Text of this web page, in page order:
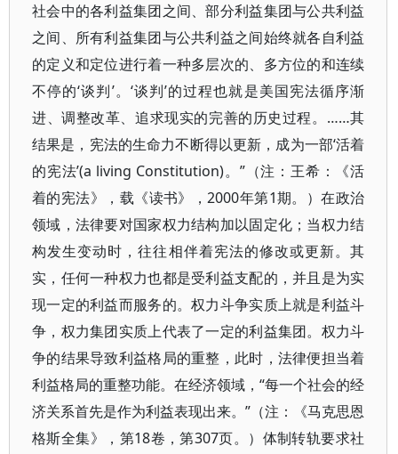
社会中的各利益集团之间、部分利益集团与公共利益
之间、所有利益集团与公共利益之间始终就各自利益
的定义和定位进行着一种多层次的、多方位的和连续
不停的‘谈判’。‘谈判’的过程也就是美国宪法循序渐
进、调整改革、追求现实的完善的历史过程。……其
结果是，宪法的生命力不断得以更新，成为一部‘活着
的宪法’(a living Constitution)。”（注：王希：《活
着的宪法》，载《读书》，2000年第1期。）在政治
领域，法律要对国家权力结构加以固定化；当权力结
构发生变动时，往往相伴着宪法的修改或更新。其
实，任何一种权力也都是受利益支配的，并且是为实
现一定的利益而服务的。权力斗争实质上就是利益斗
争，权力集团实质上代表了一定的利益集团。权力斗
争的结果导致利益格局的重整，此时，法律便担当着
利益格局的重整功能。在经济领域，“每一个社会的经
济关系首先是作为利益表现出来。”（注：《马克思恩
格斯全集》，第18卷，第307页。）体制转轨要求社